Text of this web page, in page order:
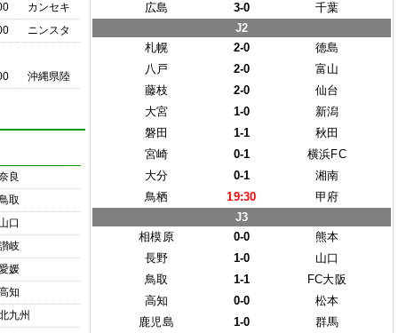
カンセキ
ニンスタ
沖縄県陸
良
取
山口
岐
媛
知
九州
広島
3-0
千葉
J2
札幌
2-0
徳島
八戸
2-0
富山
藤枝
2-0
仙台
大宮
1-0
新潟
磐田
1-1
秋田
宮崎
0-1
横浜FC
大分
0-1
湘南
鳥栖
19:30
甲府
J3
相模原
0-0
熊本
長野
1-0
山口
鳥取
1-1
FC大阪
高知
0-0
松本
鹿児島
1-0 群馬